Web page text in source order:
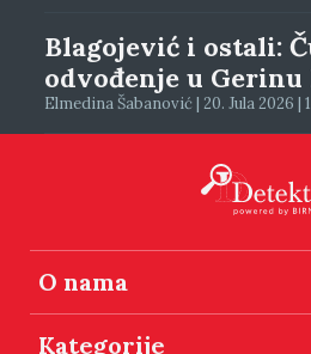
Blagojević i ostali:
odvođenje u
Elmedina Šabanović | 20. Jula 2026 |
O nama
Kategorije